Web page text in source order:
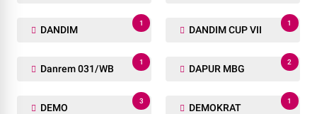
DANDIM
1
DANDIM CUP VII
1
Danrem 031/WB
1
DAPUR MBG
2
DEMO
3
DEMOKRAT
1